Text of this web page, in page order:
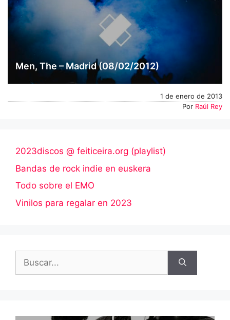
Men, The – Madrid (08/02/2012)
1 de enero de 2013
Por Raúl Rey
2023discos @ feiticeira.org (playlist)
Bandas de rock indie en euskera
Todo sobre el EMO
Vinilos para regalar en 2023